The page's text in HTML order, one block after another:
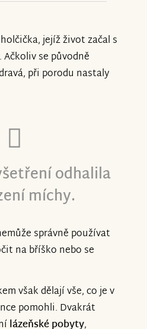
jsme chtěli Vám
- hodně
úspěchů jak v
i v tom pracovním.
❤️
jejíž život začal s
se původně
při porodu nastaly
odhalila
míchy.
správně používat
na bříško nebo se
však dělají vše, co je v
pomohli. Dvakrát
lázeňské pobyty,